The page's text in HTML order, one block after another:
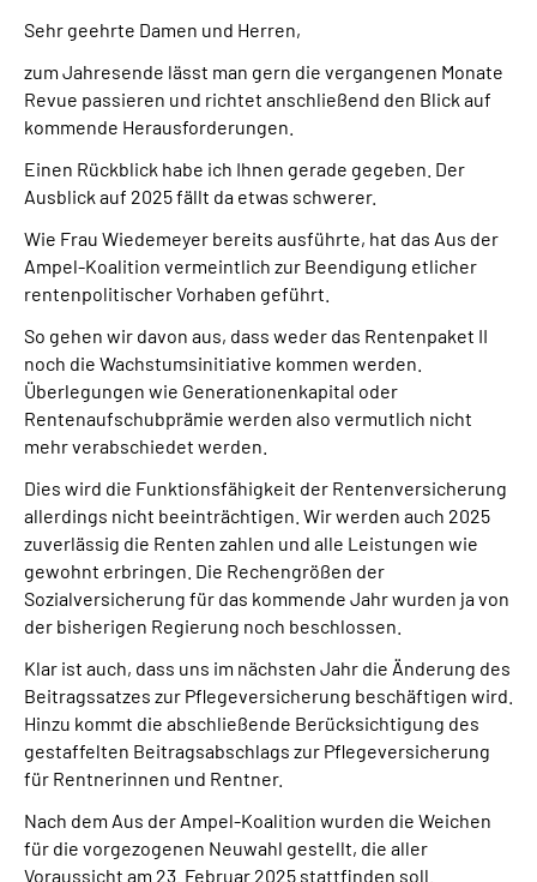
Sehr geehrte Damen und Herren,
zum Jahresende lässt man gern die vergangenen Monate
Revue passieren und richtet anschließend den Blick auf
kommende Herausforderungen.
Einen Rückblick habe ich Ihnen gerade gegeben. Der
Ausblick auf 2025 fällt da etwas schwerer.
Wie Frau Wiedemeyer bereits ausführte, hat das Aus der
Ampel-Koalition vermeintlich zur Beendigung etlicher
rentenpolitischer Vorhaben geführt.
So gehen wir davon aus, dass weder das Rentenpaket II
noch die Wachstumsinitiative kommen werden.
Überlegungen wie Generationenkapital oder
Rentenaufschubprämie werden also vermutlich nicht
mehr verabschiedet werden.
Dies wird die Funktionsfähigkeit der Rentenversicherung
allerdings nicht beeinträchtigen. Wir werden auch 2025
zuverlässig die Renten zahlen und alle Leistungen wie
gewohnt erbringen. Die Rechengrößen der
Sozialversicherung für das kommende Jahr wurden ja von
der bisherigen Regierung noch beschlossen.
Klar ist auch, dass uns im nächsten Jahr die Änderung des
Beitragssatzes zur Pflegeversicherung beschäftigen wird.
Hinzu kommt die abschließende Berücksichtigung des
gestaffelten Beitragsabschlags zur Pflegeversicherung
für Rentnerinnen und Rentner.
Nach dem Aus der Ampel-Koalition wurden die Weichen
für die vorgezogenen Neuwahl gestellt, die aller
Voraussicht am 23. Februar 2025 stattfinden soll.